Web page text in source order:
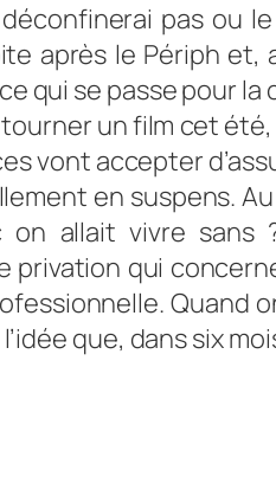
pas ou
après le Périph et,
qui se passe pour la
tourner un film cet
vont accepter
en suspens.
on allait vivre sans
privation qui
Quand
que, dans six